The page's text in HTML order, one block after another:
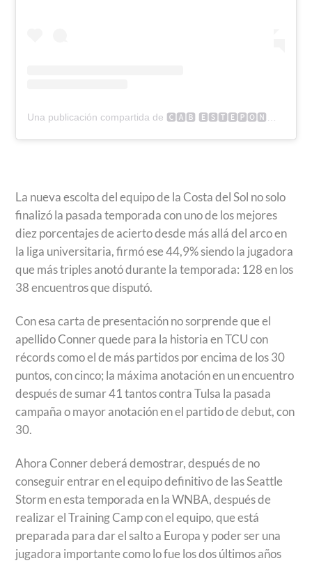
La nueva escolta del equipo de la Costa del Sol no solo
finalizó la pasada temporada con uno de los mejores
diez porcentajes de acierto desde más allá del arco en
la liga universitaria, firmó ese 44,9% siendo la jugadora
que más triples anotó durante la temporada: 128 en los
38 encuentros que disputó.
Con esa carta de presentación no sorprende que el
apellido Conner quede para la historia en TCU con
récords como el de más partidos por encima de los 30
puntos, con cinco; la máxima anotación en un encuentro
después de sumar 41 tantos contra Tulsa la pasada
campaña o mayor anotación en el partido de debut, con
30.
Ahora Conner deberá demostrar, después de no
conseguir entrar en el equipo definitivo de las Seattle
Storm en esta temporada en la WNBA, después de
realizar el Training Camp con el equipo, que está
preparada para dar el salto a Europa y poder ser una
jugadora importante como lo fue los dos últimos años